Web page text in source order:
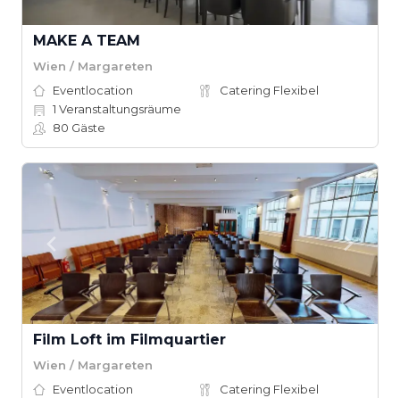
MAKE A TEAM
Wien / Margareten
Eventlocation
Catering Flexibel
1 Veranstaltungsräume
80 Gäste
Film Loft im Filmquartier
Wien / Margareten
Eventlocation
Catering Flexibel